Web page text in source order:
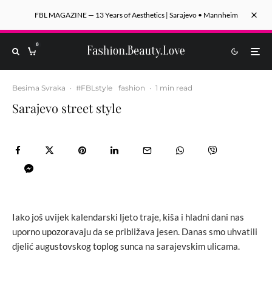
FBL MAGAZINE — 13 Years of Aesthetics | Sarajevo • Mannheim
0
Besima Svraka · #FBLstyle fashion · 1 min read
Sarajevo street style
Iako još uvijek kalendarski ljeto traje, kiša i hladni dani nas
uporno upozoravaju da se približava jesen. Danas smo uhvatili
djelić augustovskog toplog sunca na sarajevskim ulicama.